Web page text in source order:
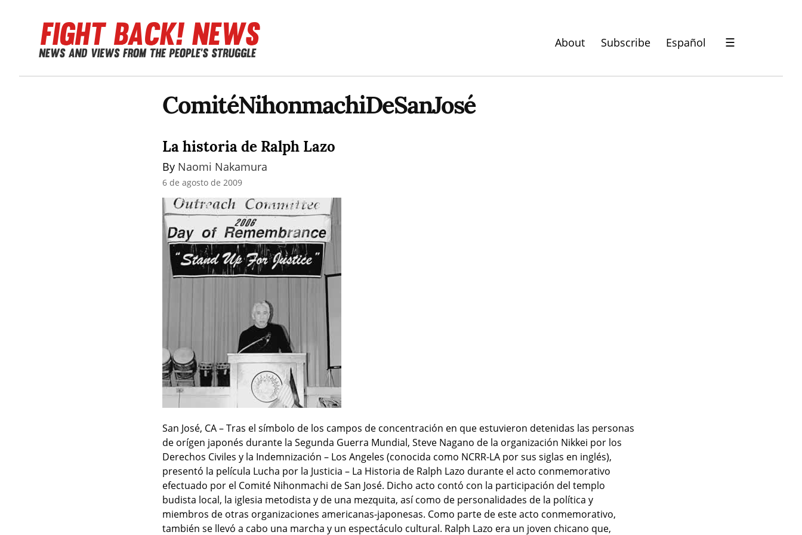
About Subscribe Español ☰
ComitéNihonmachiDeSanJosé
La historia de Ralph Lazo
By Naomi Nakamura
6 de agosto de 2009
San José, CA – Tras el símbolo de los campos de concentración en que estuvieron detenidas las personas
de orígen japonés durante la Segunda Guerra Mundial, Steve Nagano de la organización Nikkei por los
Derechos Civiles y la Indemnización – Los Angeles (conocida como NCRR-LA por sus siglas en inglés),
presentó la película Lucha por la Justicia – La Historia de Ralph Lazo durante el acto conmemorativo
efectuado por el Comité Nihonmachi de San José. Dicho acto contó con la participación del templo
budista local, la iglesia metodista y de una mezquita, así como de personalidades de la política y
miembros de otras organizaciones americanas-japonesas. Como parte de este acto conmemorativo,
también se llevó a cabo una marcha y un espectáculo cultural. Ralph Lazo era un joven chicano que,